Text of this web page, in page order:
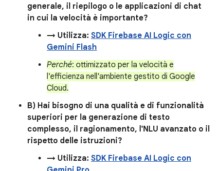
generale, il riepilogo o le applicazioni di chat
in cui la velocità è importante?
→ Utilizza: SDK Firebase AI Logic con
Gemini Flash
Perché: ottimizzato per la velocità e
l'efficienza nell'ambiente gestito di Google
Cloud.
B) Hai bisogno di una qualità e di funzionalità
superiori per la generazione di testo
complesso, il ragionamento, l'NLU avanzato o il
rispetto delle istruzioni?
→ Utilizza: SDK Firebase AI Logic con